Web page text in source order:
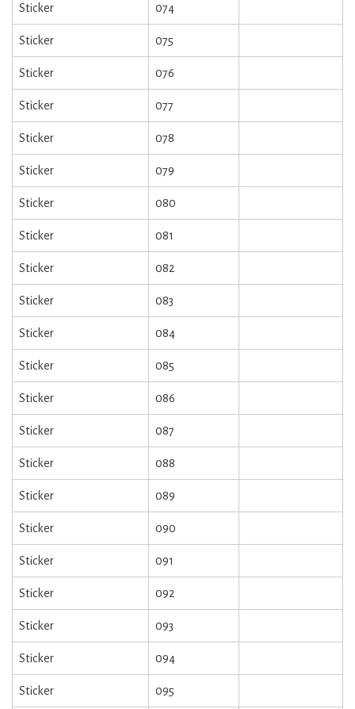
Sticker 074
Sticker 075
Sticker 076
Sticker 077
Sticker 078
Sticker 079
Sticker 080
Sticker 081
Sticker 082
Sticker 083
Sticker 084
Sticker 085
Sticker 086
Sticker 087
Sticker 088
Sticker 089
Sticker 090
Sticker 091
Sticker 092
Sticker 093
Sticker 094
Sticker 095